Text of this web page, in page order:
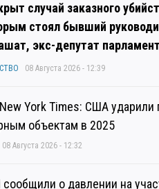
случай заказного
стоял бывший
экс-депутат
08 Августа 2026 - 12:39
York Times: США ударили
объектам в 2025
08 Августа 2026 - 12:32
о давлении на